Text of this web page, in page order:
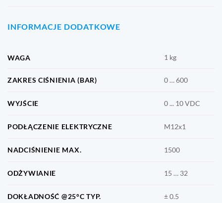
INFORMACJE DODATKOWE
WAGA 1 kg
ZAKRES CIŚNIENIA (BAR) 0 … 600
WYJŚCIE 0 ... 10 VDC
PODŁĄCZENIE ELEKTRYCZNE M12x1
NADCIŚNIENIE MAX. 1500
ODŻYWIANIE 15 … 32
DOKŁADNOŚĆ @25°C TYP. ± 0.5